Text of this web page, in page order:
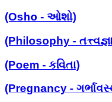
(Osho - ઓશો)
(Philosophy -
(Poem - કવિતા)
(Pregnancy -